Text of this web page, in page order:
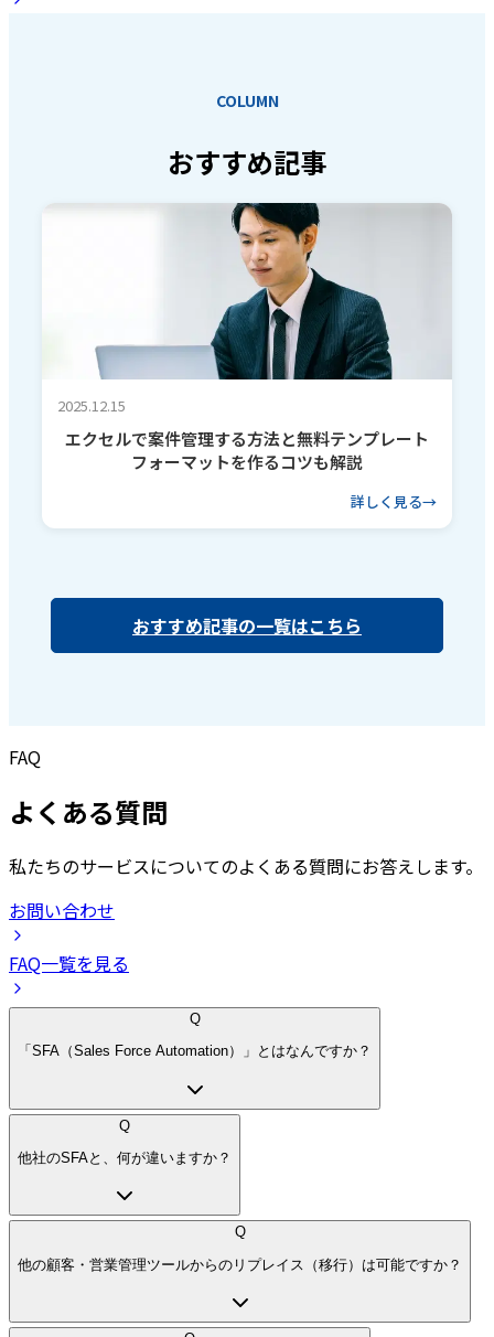
COLUMN
おすすめ記事
2025.12.15
エクセルで案件管理する方法と無料テンプレート
フォーマットを作るコツも解説
詳しく見る
おすすめ記事の一覧はこちら
FAQ
よくある質問
私たちのサービスについてのよくある質問にお答えします。
お問い合わせ
FAQ一覧を見る
Q
「SFA（Sales Force Automation）」とはなんですか？
Q
他社のSFAと、何が違いますか？
Q
他の顧客・営業管理ツールからのリプレイス（移行）は可能ですか？